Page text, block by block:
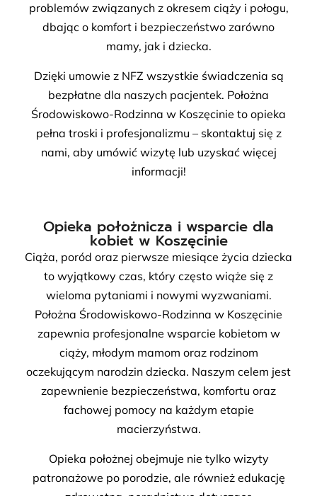
problemów związanych z okresem ciąży i połogu,
dbając o komfort i bezpieczeństwo zarówno
mamy, jak i dziecka.
Dzięki umowie z NFZ wszystkie świadczenia są
bezpłatne dla naszych pacjentek. Położna
Środowiskowo-Rodzinna w Koszęcinie to opieka
pełna troski i profesjonalizmu – skontaktuj się z
nami, aby umówić wizytę lub uzyskać więcej
informacji!
Opieka położnicza i wsparcie dla
kobiet w Koszęcinie
Ciąża, poród oraz pierwsze miesiące życia dziecka
to wyjątkowy czas, który często wiąże się z
wieloma pytaniami i nowymi wyzwaniami.
Położna Środowiskowo-Rodzinna w Koszęcinie
zapewnia profesjonalne wsparcie kobietom w
ciąży, młodym mamom oraz rodzinom
oczekującym narodzin dziecka. Naszym celem jest
zapewnienie bezpieczeństwa, komfortu oraz
fachowej pomocy na każdym etapie
macierzyństwa.
Opieka położnej obejmuje nie tylko wizyty
patronażowe po porodzie, ale również edukację